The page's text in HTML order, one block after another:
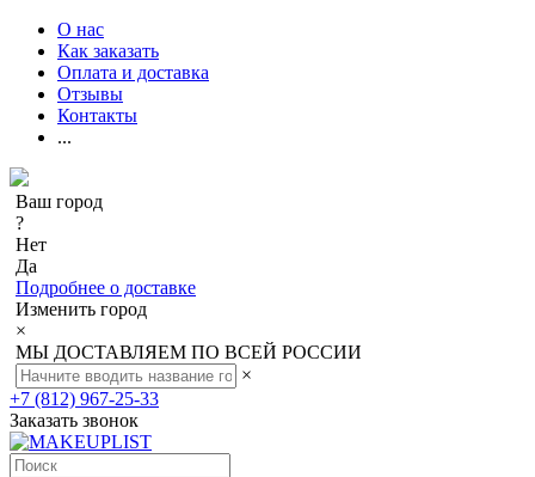
О нас
Как заказать
Оплата и доставка
Отзывы
Контакты
...
Ваш город
?
Нет
Да
Подробнее о доставке
Изменить город
×
МЫ ДОСТАВЛЯЕМ ПО ВСЕЙ РОССИИ
×
+7 (812) 967-25-33
Заказать звонок